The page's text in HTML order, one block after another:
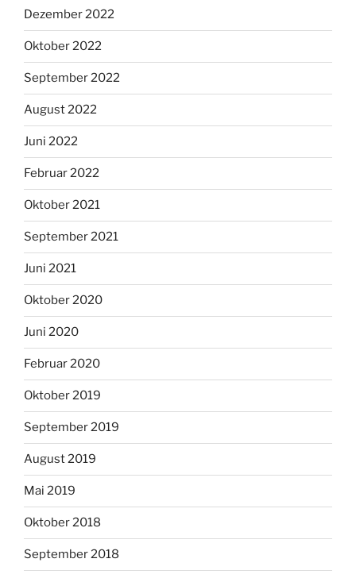
Dezember 2022
Oktober 2022
September 2022
August 2022
Juni 2022
Februar 2022
Oktober 2021
September 2021
Juni 2021
Oktober 2020
Juni 2020
Februar 2020
Oktober 2019
September 2019
August 2019
Mai 2019
Oktober 2018
September 2018